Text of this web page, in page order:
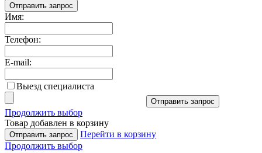
Отправить запрос
Имя:
Телефон:
E-mail:
Выезд специалиста
Отправить запрос
Продолжить выбор
Товар добавлен в корзину
Отправить запрос
Перейти в корзину
Продолжить выбор